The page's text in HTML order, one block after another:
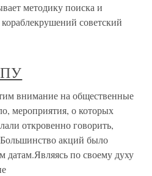
методику поиска и
советский
внимание на общественные
мероприятия, о которых
откровенно говорить,
акций было
датам.Являясь по своему духу